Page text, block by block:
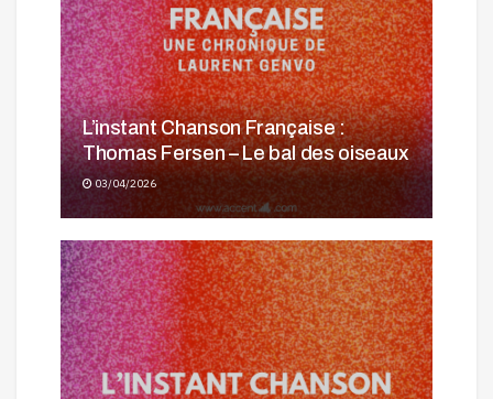
L’instant Chanson Française :
Thomas Fersen – Le bal des oiseaux
03/04/2026